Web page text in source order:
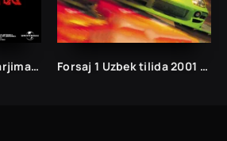
Ziddi zahar Uzbek Tarjima kino 2022 O'zbek tilida kinolar skachat Forsaj 1 Uzbek tilida 2001 tarjima kino